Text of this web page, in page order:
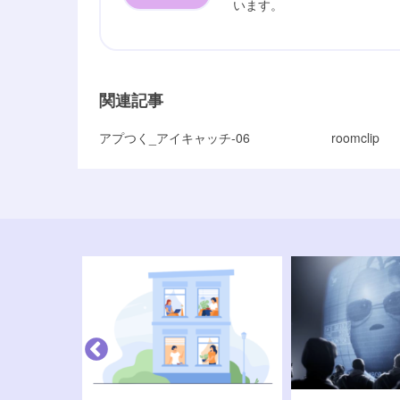
います。
関連記事
アプつく_アイキャッチ-06 roomclip